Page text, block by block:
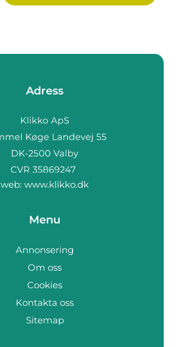
Adress
web: www.klikko.dk
Menu
Annonsering
Om oss
Cookies
Kontakta oss
Sitemap